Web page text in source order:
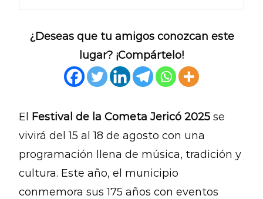
¿Deseas que tu amigos conozcan este
lugar? ¡Compártelo!
El Festival de la Cometa Jericó 2025 se
vivirá del 15 al 18 de agosto con una
programación llena de música, tradición y
cultura. Este año, el municipio
conmemora sus 175 años con eventos